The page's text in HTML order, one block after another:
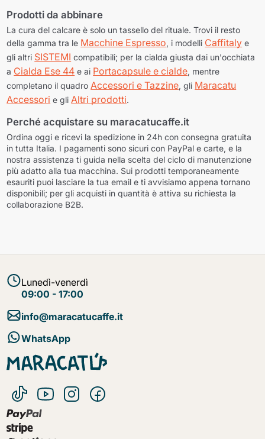
Prodotti da abbinare
La cura del calcare è solo un tassello del rituale. Trovi il resto
della gamma tra le Macchine Espresso, i modelli Caffitaly e
gli altri SISTEMI compatibili; per la cialda giusta dai un'occhiata
a Cialda Ese 44 e ai Portacapsule e cialde, mentre
completano il quadro Accessori e Tazzine, gli Maracatu
Accessori e gli Altri prodotti.
Perché acquistare su maracatucaffe.it
Ordina oggi e ricevi la spedizione in 24h con consegna gratuita
in tutta Italia. I pagamenti sono sicuri con PayPal e carte, e la
nostra assistenza ti guida nella scelta del ciclo di manutenzione
più adatto alla tua macchina. Sui prodotti temporaneamente
esauriti puoi lasciare la tua email e ti avvisiamo appena tornano
disponibili; per gli acquisti in quantità è attiva su richiesta la
collaborazione B2B.
Lunedì-venerdì
09:00 - 17:00
info@maracatucaffe.it
WhatsApp